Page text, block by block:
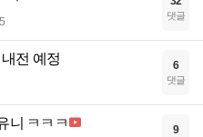
댓글
전 예정 6
댓글
니 ㅋㅋㅋ 9